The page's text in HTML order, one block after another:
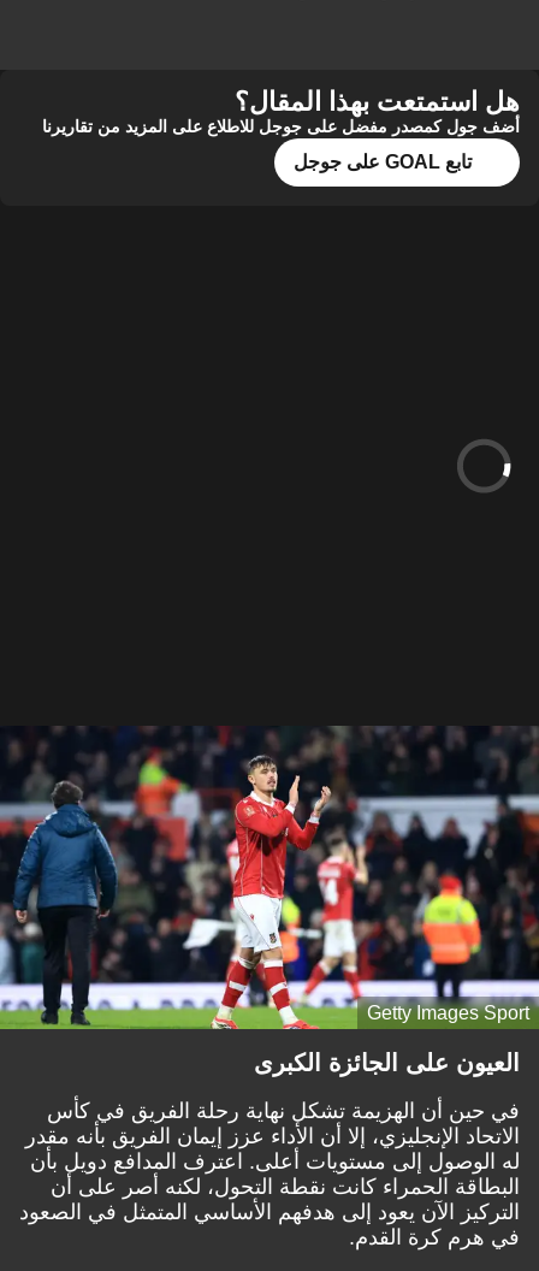
هل استمتعت بهذا المقال؟
أضف جول كمصدر مفضل على جوجل للاطلاع على المزيد من تقاريرنا
تابع GOAL على جوجل
Getty Images Sport
العيون على الجائزة الكبرى
في حين أن الهزيمة تشكل نهاية رحلة الفريق في كأس
الاتحاد الإنجليزي، إلا أن الأداء عزز إيمان الفريق بأنه مقدر
له الوصول إلى مستويات أعلى. اعترف المدافع دويل بأن
البطاقة الحمراء كانت نقطة التحول، لكنه أصر على أن
التركيز الآن يعود إلى هدفهم الأساسي المتمثل في الصعود
في هرم كرة القدم.